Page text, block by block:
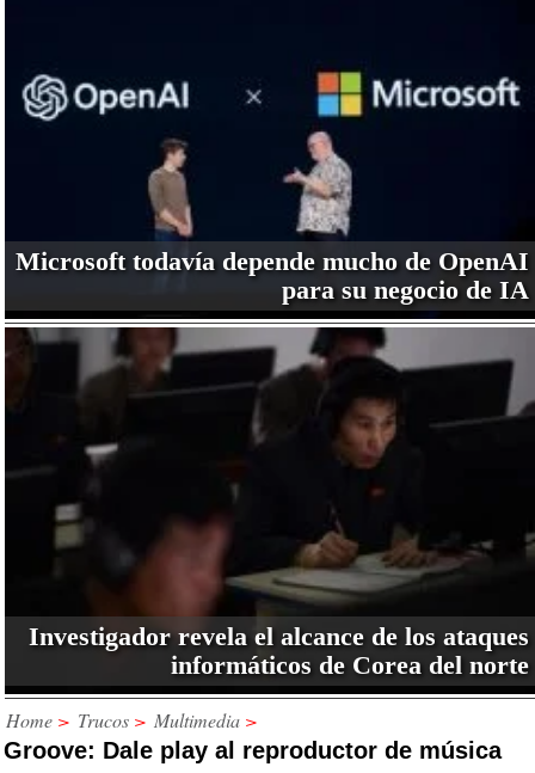
Microsoft todavía depende mucho de OpenAI
para su negocio de IA
Investigador revela el alcance de los ataques
informáticos de Corea del norte
Home > Trucos > Multimedia >
Groove: Dale play al reproductor de música